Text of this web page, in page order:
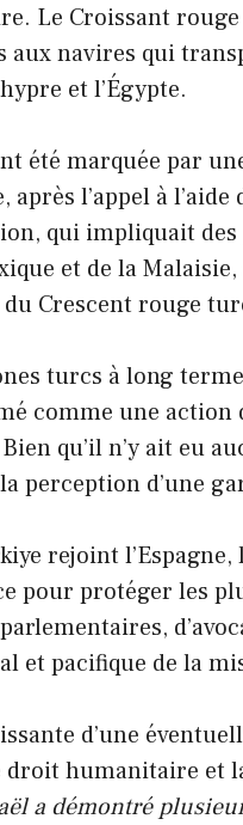
Le Croissant
navires qui
et l’Égypte.
été marquée par
l’appel à
qui impliquait
et de la
Crescent rouge
turcs à long
comme une
qu’il n’y ait eu
perception d’une
rejoint
pour protéger les
et pacifique de la
d’une
droit humanitaire et
a démontré